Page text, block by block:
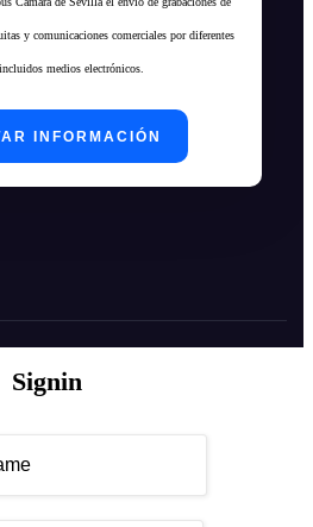
y comunicaciones comerciales por diferentes
medios electrónicos.
Signin